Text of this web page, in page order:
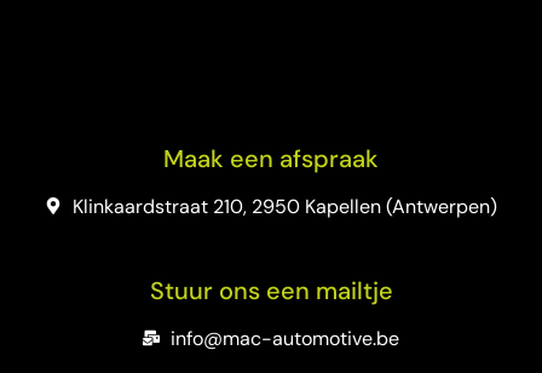
Maak een afspraak
Klinkaardstraat 210, 2950 Kapellen (Antwerpen)
Stuur ons een mailtje
info@mac-automotive.be